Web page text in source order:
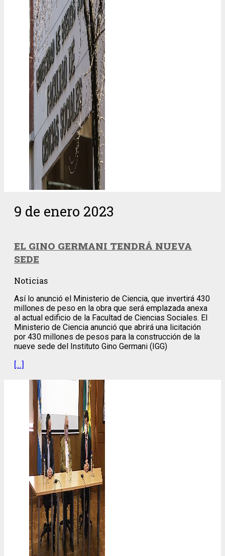
9 de enero 2023
EL GINO GERMANI TENDRÁ NUEVA
SEDE
Noticias
Así lo anunció el Ministerio de Ciencia, que invertirá 430
millones de peso en la obra que será emplazada anexa
al actual edificio de la Facultad de Ciencias Sociales. El
Ministerio de Ciencia anunció que abrirá una licitación
por 430 millones de pesos para la construcción de la
nueve sede del Instituto Gino Germani (IGG)
[…]